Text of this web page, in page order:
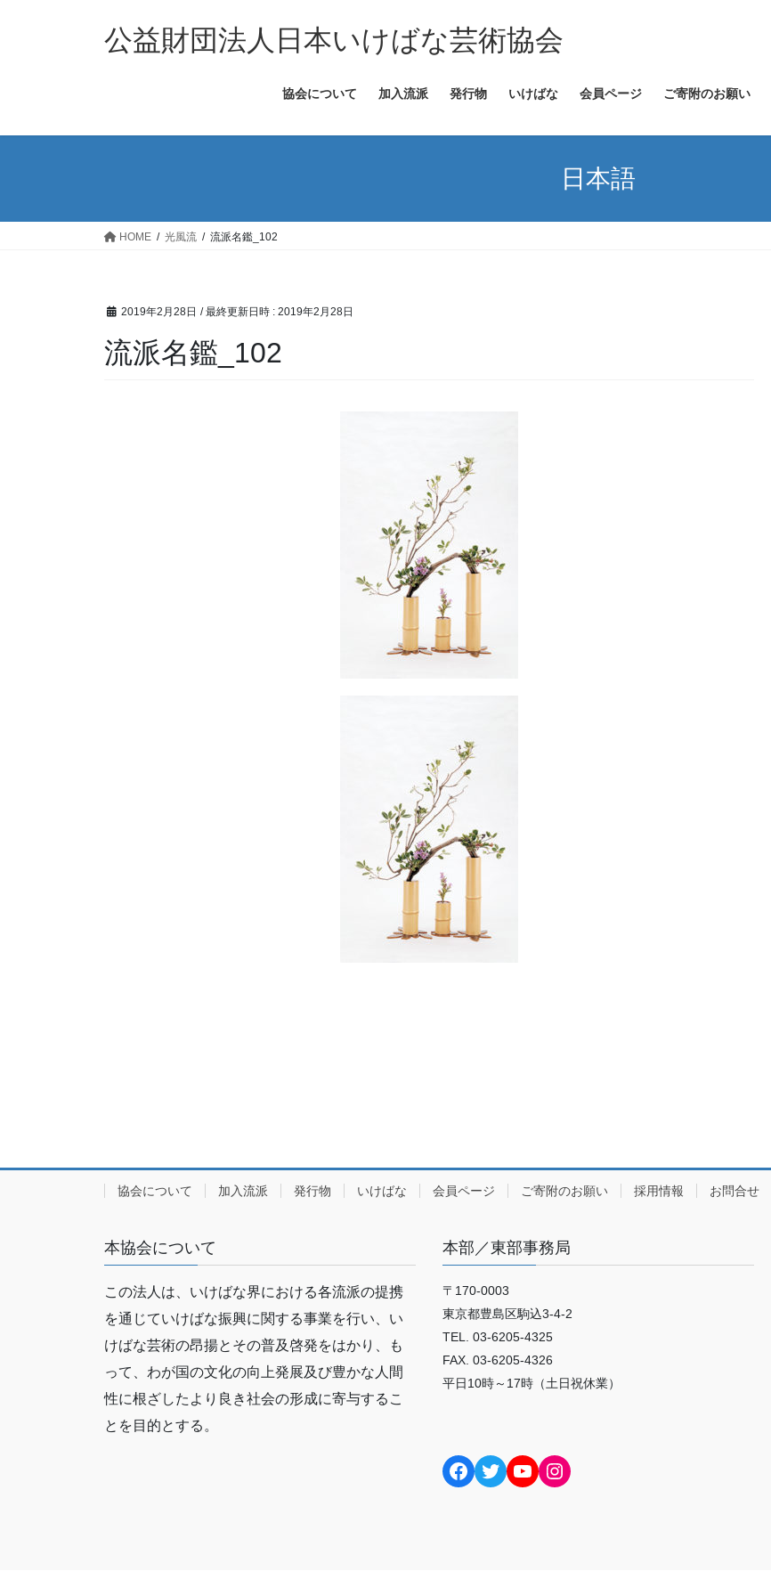
ス
ン
公益財団法人日本いけばな芸術協会
協会について 加入流派 発行物 いけばな 会員ページ ご寄附のお願い
日本語
HOME 光風流 流派名鑑_102
2019年2月28日 / 最終更新日時 : 2019年2月28日
流派名鑑_102
協会について 加入流派 発行物 いけばな 会員ページ ご寄附のお願い 採用情報 お問合せ
本協会について
この法人は、いけばな界における各流派の提携
を通じていけばな振興に関する事業を行い、い
けばな芸術の昂揚とその普及啓発をはかり、も
って、わが国の文化の向上発展及び豊かな人間
性に根ざしたより良き社会の形成に寄与するこ
とを目的とする。
本部／東部事務局
〒170-0003
東京都豊島区駒込3-4-2
TEL. 03-6205-4325
FAX. 03-6205-4326
平日10時～17時（土日祝休業）
Facebook
TwitterYouTubeInstagram